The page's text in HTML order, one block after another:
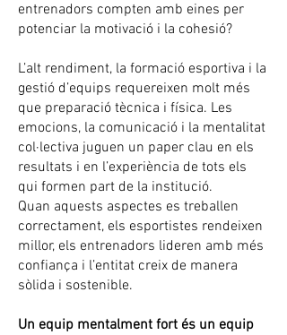
entrenadors compten amb eines per
potenciar la motivació i la cohesió?
L’alt rendiment, la formació esportiva i la
gestió d’equips requereixen molt més
que preparació tècnica i física. Les
emocions, la comunicació i la mentalitat
col·lectiva juguen un paper clau en els
resultats i en l’experiència de tots els
qui formen part de la institució.
Quan aquests aspectes es treballen
correctament, els esportistes rendeixen
millor, els entrenadors lideren amb més
confiança i l’entitat creix de manera
sòlida i sostenible.
Un equip mentalment fort és un equip